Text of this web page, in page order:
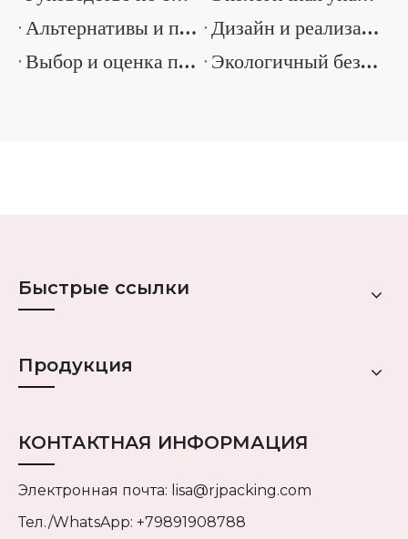
Альтернативы и применение упаковочных материалов для солнцезащитного крема без пластика
Дизайн и реализация многоразовой упаковки солнцезащитного крема
Выбор и оценка поставщика экологически чистой упаковки для солнцезащитных кремов
Экологичный безвоздушный дизайн бутылки насоса и варианты материалов
Быстрые ссылки
Продукция
КОНТАКТНАЯ ИНФОРМАЦИЯ
Электронная почта: lisa@rjpacking.com
Тел./WhatsApp: +79891908788